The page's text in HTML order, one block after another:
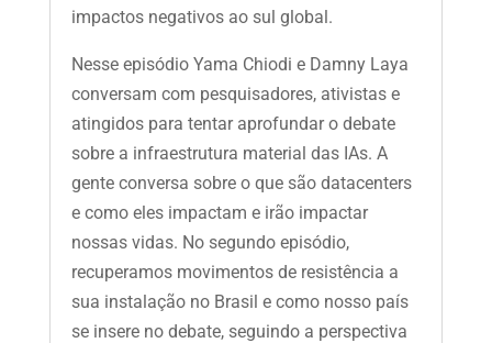
impactos negativos ao sul global.
Nesse episódio Yama Chiodi e Damny Laya
conversam com pesquisadores, ativistas e
atingidos para tentar aprofundar o debate
sobre a infraestrutura material das IAs. A
gente conversa sobre o que são datacenters
e como eles impactam e irão impactar
nossas vidas. No segundo episódio,
recuperamos movimentos de resistência a
sua instalação no Brasil e como nosso país
se insere no debate, seguindo a perspectiva